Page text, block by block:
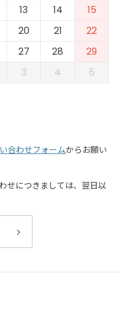
13 14
15
20 21
22
27 28
29
3 4 5
合わせフォームからお願い
せにつきましては、翌日以